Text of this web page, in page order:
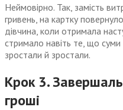
Неймовірно. Так, замість
гривень, на картку
дівчина, коли отримала
стримало навіть те, що
зростали й зростали.
Крок 3.
гроші